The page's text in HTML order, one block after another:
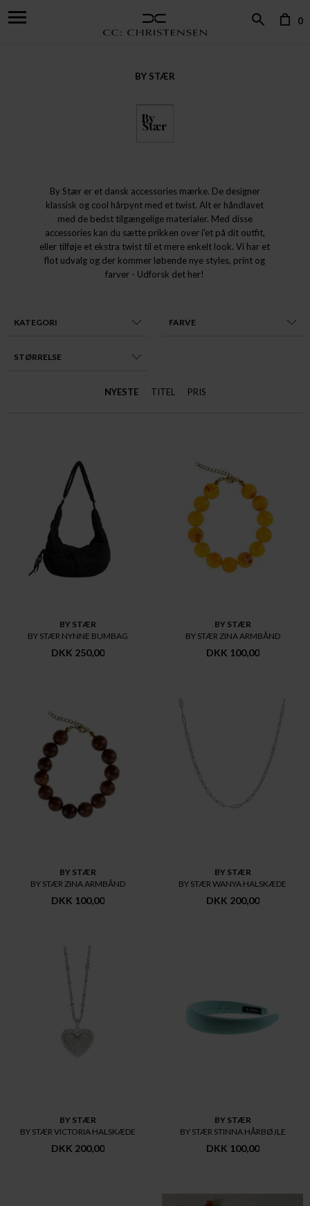
0
BY STÆR
By Stær er et dansk accessories mærke. De designer
klassisk og cool hårpynt med et twist. Alt er håndlavet
med de bedst tilgængelige materialer. Med disse
accessories kan du sætte prikken over i'et på dit outfit,
eller tilføje et ekstra twist til et mere enkelt look. Vi har et
flot udvalg og der kommer løbende nye styles, print og
farver - Udforsk det her!
KATEGORI FARVE
STØRRELSE
NYESTE TITEL PRIS
BY STÆR
BY STÆR NYNNE BUMBAG
DKK 250,00
BY STÆR
BY STÆR ZINA ARMBÅND
DKK 100,00
BY STÆR
BY STÆR ZINA ARMBÅND
DKK 100,00
BY STÆR
BY STÆR WANYA HALSKÆDE
DKK 200,00
BY STÆR
BY STÆR VICTORIA HALSKÆDE
DKK 200,00
BY STÆR
BY STÆR STINNA HÅRBØJLE
DKK 100,00